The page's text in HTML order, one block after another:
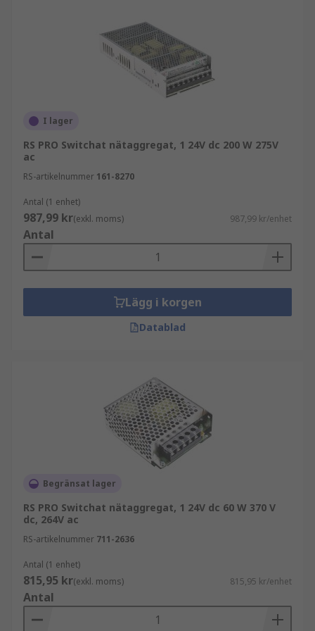
I lager
RS PRO Switchat nätaggregat, 1 24V dc 200 W 275V
ac
RS-artikelnummer 161-8270
Antal (1 enhet)
987,99 kr(exkl. moms) 987,99 kr/enhet
Antal
Lägg i korgen
Datablad
Begränsat lager
RS PRO Switchat nätaggregat, 1 24V dc 60 W 370 V
dc, 264V ac
RS-artikelnummer 711-2636
Antal (1 enhet)
815,95 kr(exkl. moms) 815,95 kr/enhet
Antal